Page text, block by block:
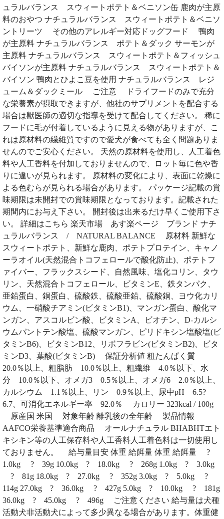
ュラルバランス スウィートポテト＆ベニソン缶 鹿肉が主原
料のおやつ ナチュラルバランス スウィートポテト＆ベニソ
ントリーツ その他のアレルギー対応ドッグフード 鴨肉
が主原料 ナチュラルバランス ポテト＆ダック サーモンが
主原料 ナチュラルバランス スウィートポテト＆フィッシュ
バイソンが主原料 ナチュラルバランス スウィートポテト＆
バイソン 鴨肉とひよこ豆を使用 ナチュラルバランス レジ
ューム＆ダックミール ご注意 ドライフードのみで充分
な栄養素が摂取できますが、他社のサプリメントを配合する
場合は獣医師の適切な指導を受けて配合してください。 稀に
フードに毛が付着しているように見える物がありますが、こ
れは原材料の繊維質ですので愛犬が食べても全く問題ありま
せんのでご安心ください。 天然の原材料を使用し、人工着色
料や人工香料を付加しておりませんので、ロット毎に色や香
りに違いが見られます。 原材料の変化により、表面に乾燥に
よる色むらが見られる場合があります。 パッケージ記載の賞
味期限は未開封での賞味期限となっております。記載された
期間内にお与え下さい。 開封後は出来るだけ早くご使用下さ
い。 詳細はこちら 楽天市場 あす楽ページ ブランド ナチ
ュラルバランス / NATURAL BALANCE 原材料 新鮮な
スウィートポテト、新鮮な鹿肉、ポテトプロテイン、キャノ
ーラオイル(天然混合トコフェロールで酸化防止)、ポテトフ
ァイバー、フラックスシード、自然風味、塩化コリン、タウ
リン、天然混合トコフェロール、ビタミンE、鉄タンパク、
亜鉛蛋白、銅蛋白、硫酸鉄、硫酸亜鉛、硫酸銅、ヨウ化カリ
ウム、一硝酸チアミン(ビタミンB1)、マンガン蛋白、酸化マ
ンガン、アスコルビン酸、ビタミンA、ビオチン、D-カルシ
ウムパントテン酸塩、硫酸マンガン、ピリドキシン塩酸塩(ビ
タミンB6)、ビタミンB12、リボフラビン(ビタミンB2)、ビタ
ミンD3、葉酸(ビタミンB) 保証分析値 粗たんぱく質
20.0％以上、粗脂肪 10.0％以上、粗繊維 4.0％以下、水
分 10.0％以下、オメガ3 0.5％以上、オメガ6 2.0％以上、
カルシウム 1.1％以上、リン 0.9％以上、尿中pH 6.5?
6.7、可消化エネルギー率 92.0％ カロリー 323kcal / 100g
原産国 米国 対象年齢 離乳後の全年齢 製品情報
AAFCO栄養基準適合商品 オールナチュラル BHABHTエト
キシキン等の人工保存料や人工香料人工着色料は一切使用し
ておりません。 給与量目安 体重 給餌量 体重 給餌量 ?
1.0kg ? 39g 10.0kg ? 18.0kg ? 268g 1.0kg ? 3.0kg
? 81g 18.0kg ? 27.0kg ? 352g 3.0kg ? 5.0kg ?
114g 27.0kg ? 36.0kg ? 427g 5.0kg ? 10.0kg ? 181g
36.0kg ? 45.0kg ? 496g ご注意ください 給与量は犬種
活動犬非活動犬によって多少異なる場合があります。体重健